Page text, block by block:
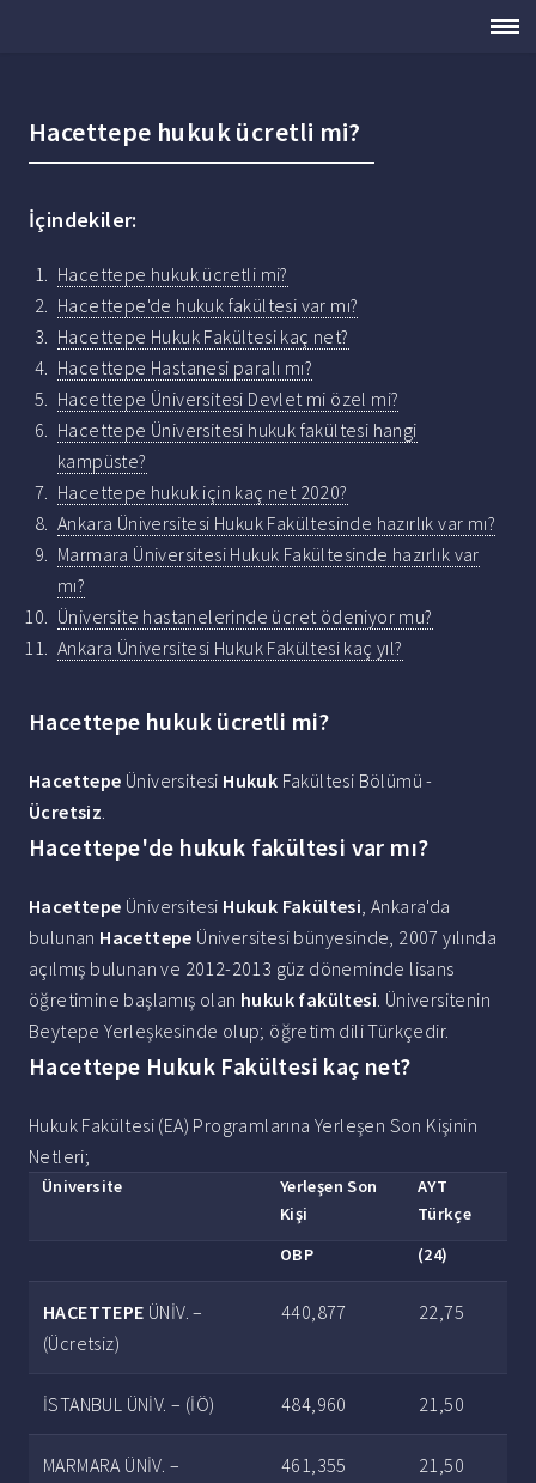
Hacettepe hukuk ücretli mi?
İçindekiler:
Hacettepe hukuk ücretli mi?
Hacettepe'de hukuk fakültesi var mı?
Hacettepe Hukuk Fakültesi kaç net?
Hacettepe Hastanesi paralı mı?
Hacettepe Üniversitesi Devlet mi özel mi?
Hacettepe Üniversitesi hukuk fakültesi hangi
kampüste?
Hacettepe hukuk için kaç net 2020?
Ankara Üniversitesi Hukuk Fakültesinde hazırlık var mı?
Marmara Üniversitesi Hukuk Fakültesinde hazırlık var
mı?
Üniversite hastanelerinde ücret ödeniyor mu?
Ankara Üniversitesi Hukuk Fakültesi kaç yıl?
Hacettepe hukuk ücretli mi?
Hacettepe Üniversitesi Hukuk Fakültesi Bölümü -
Ücretsiz.
Hacettepe'de hukuk fakültesi var mı?
Hacettepe Üniversitesi Hukuk Fakültesi, Ankara'da
bulunan Hacettepe Üniversitesi bünyesinde, 2007 yılında
açılmış bulunan ve 2012-2013 güz döneminde lisans
öğretimine başlamış olan hukuk fakültesi. Üniversitenin
Beytepe Yerleşkesinde olup; öğretim dili Türkçedir.
Hacettepe Hukuk Fakültesi kaç net?
Hukuk Fakültesi (EA) Programlarına Yerleşen Son Kişinin
Netleri;
Üniversite
Yerleşen Son
Kişi
AYT
Türkçe
OBP
(24)
HACETTEPE ÜNİV. –
(Ücretsiz)
440,877 22,75
İSTANBUL ÜNİV. – (İÖ) 484,960 21,50
MARMARA ÜNİV. –
461,355 21,50